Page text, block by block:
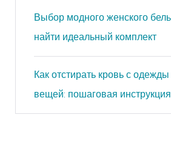
Выбор модного женского
найти идеальный комплект
Как отстирать кровь с
вещей: пошаговая инструкция